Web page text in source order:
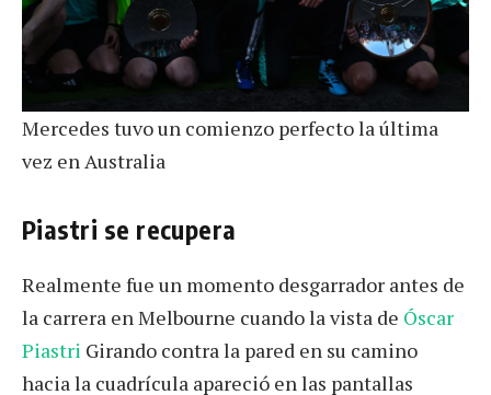
Mercedes tuvo un comienzo perfecto la última
vez en Australia
Piastri se recupera
Realmente fue un momento desgarrador antes de
la carrera en Melbourne cuando la vista de Óscar
Piastri Girando contra la pared en su camino
hacia la cuadrícula apareció en las pantallas